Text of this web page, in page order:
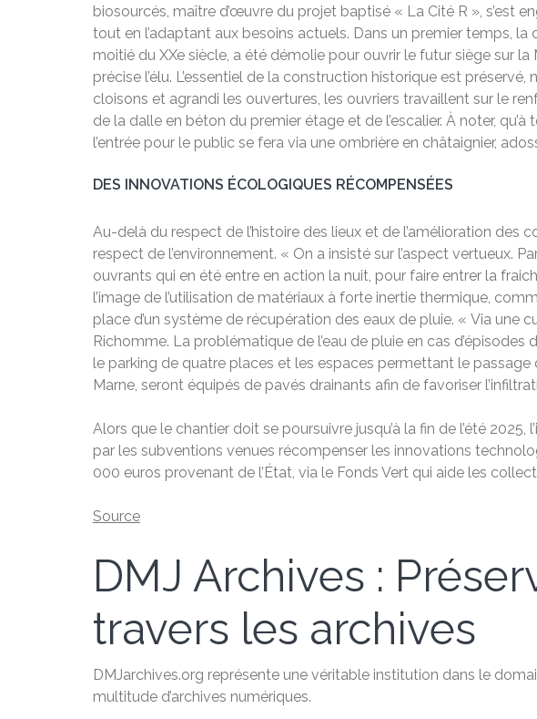
biosourcés, maître d’œuvre du projet baptisé « La Cité R », s’est
tout en l’adaptant aux besoins actuels. Dans un premier temps,
moitié du XXe siècle, a été démolie pour ouvrir le futur siège sur
précise l’élu. L’essentiel de la construction historique est
cloisons et agrandi les ouvertures, les ouvriers travaillent sur le
de la dalle en béton du premier étage et de l’escalier. À noter,
l’entrée pour le public se fera via une ombrière en châtaignier,
DES INNOVATIONS ÉCOLOGIQUES RÉCOMPENSÉES
Au-delà du respect de l’histoire des lieux et de l’amélioration
respect de l’environnement. « On a insisté sur l’aspect vertueux.
ouvrants qui en été entre en action la nuit, pour faire entrer la
l’image de l’utilisation de matériaux à forte inertie thermique,
place d’un système de récupération des eaux de pluie. « Via
Richomme. La problématique de l’eau de pluie en cas
le parking de quatre places et les espaces permettant le
Marne, seront équipés de pavés drainants afin de favoriser
Alors que le chantier doit se poursuivre jusqu’à la fin de l’été
par les subventions venues récompenser les innovations
000 euros provenant de l’État, via le Fonds Vert qui aide les
Source
DMJ Archives :
travers les archives
DMJarchives.org représente une véritable institution dans le
multitude d’archives numériques.